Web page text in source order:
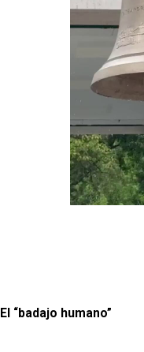
El “badajo humano”